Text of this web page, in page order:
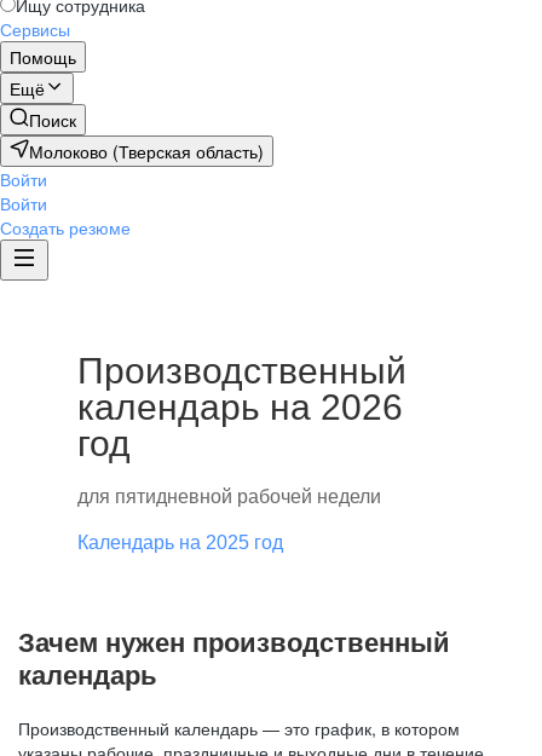
Ищу сотрудника
Сервисы
Помощь
Ещё
Поиск
Молоково (Тверская область)
Войти
Войти
Создать резюме
Производственный
календарь на 2026
год
для пятидневной рабочей недели
Календарь на 2025 год
Зачем нужен производственный
календарь
Производственный календарь — это график, в котором